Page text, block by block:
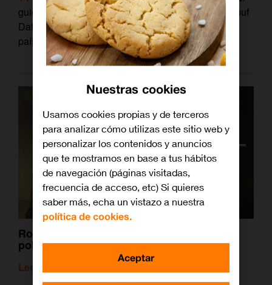
guionista de la galardonada ‘Un profeta’, Abdel Raouf
Dafri, que aportará una perspectiva única sobre un
país al borde del cambio.
Rob Lowe vuelve a la televisión en un
policiaco a su altura, ‘Wild Bill’
Leer artículo relacionado
Nuestras cookies
Usamos cookies propias y de terceros
para analizar cómo utilizas este sitio web y
personalizar los contenidos y anuncios
que te mostramos en base a tus hábitos
de navegación (páginas visitadas,
frecuencia de acceso, etc) Si quieres
saber más, echa un vistazo a nuestra
política de cookies.
Aceptar